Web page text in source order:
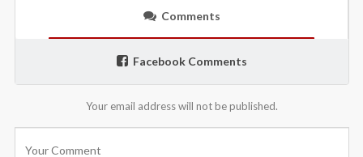
Comments
Facebook Comments
Your email address will not be published.